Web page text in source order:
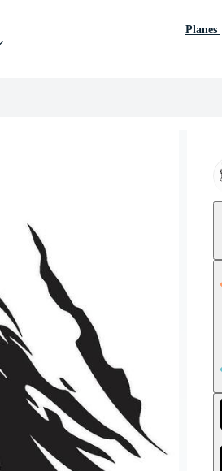
Planes